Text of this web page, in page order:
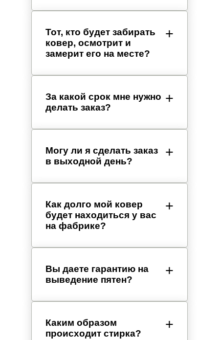
Тот, кто будет забирать
ковер, осмотрит и
замерит его на месте?
За какой срок мне нужно
делать заказ?
Могу ли я сделать заказ
в выходной день?
Как долго мой ковер
будет находиться у вас
на фабрике?
Вы даете гарантию на
выведение пятен?
Каким образом
происходит стирка?